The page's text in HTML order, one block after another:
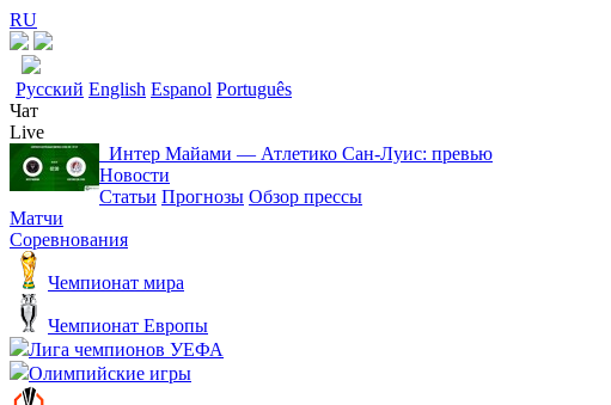
RU
Русский English Espanol Português
Чат
Live
Интер Майами — Атлетико Сан-Луис: превью
Новости
Статьи Прогнозы Обзор прессы
Матчи
Соревнования
Чемпионат мира
Чемпионат Европы
Лига чемпионов УЕФА
Олимпийские игры